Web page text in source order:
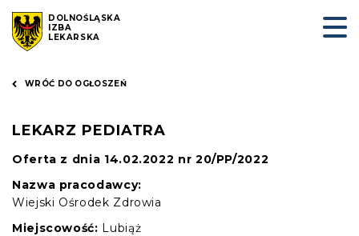
DOLNOŚLĄSKA
IZBA
LEKARSKA
WRÓĆ DO OGŁOSZEŃ
LEKARZ PEDIATRA
Oferta z dnia 14.02.2022 nr 20/PP/2022
Nazwa pracodawcy:
Wiejski Ośrodek Zdrowia
Miejscowość: Lubiąż